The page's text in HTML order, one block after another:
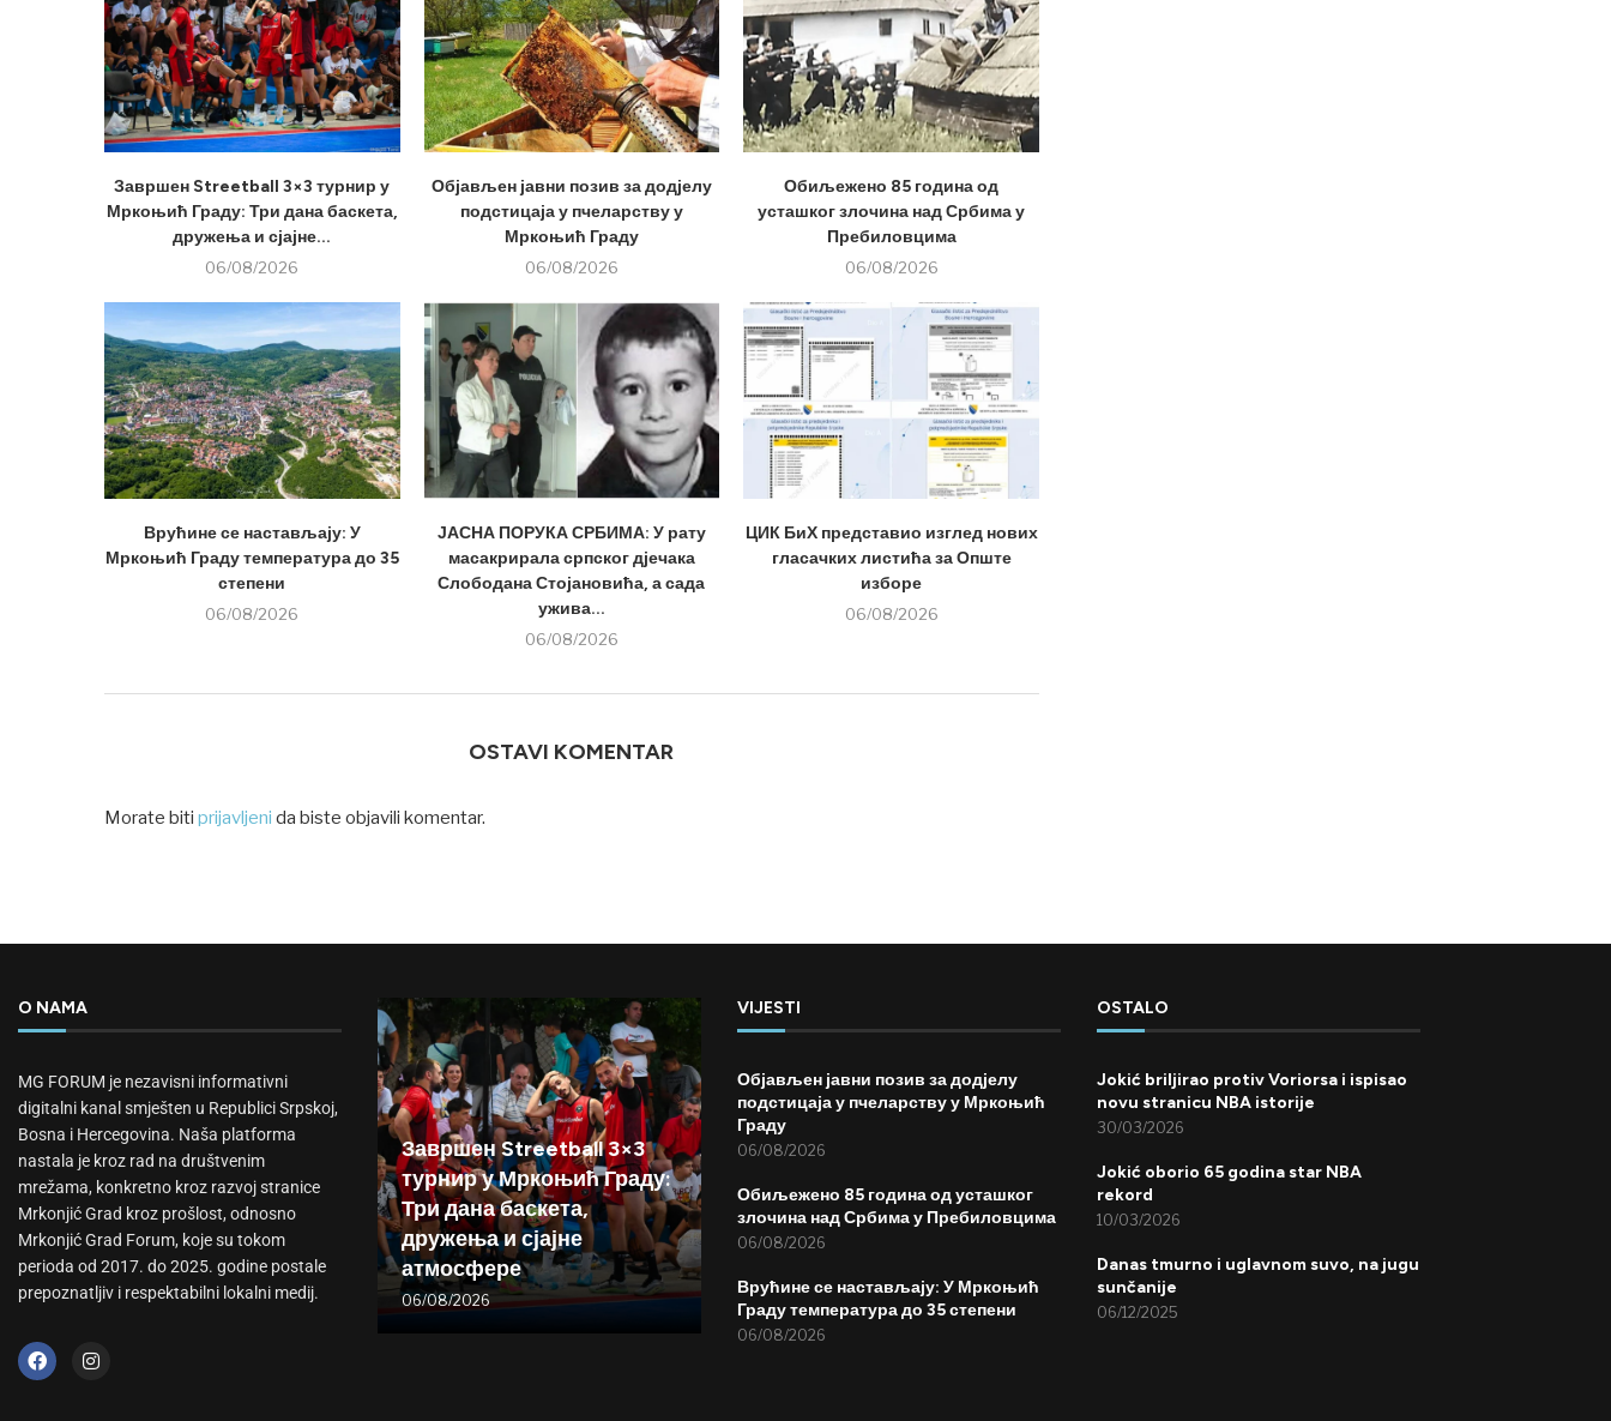
Завршен Streetball 3×3 турнир у
Мркоњић Граду: Три дана баскета,
дружења и сјајне...
06/08/2026
Објављен јавни позив за додјелу
подстицаја у пчеларству у
Мркоњић Граду
06/08/2026
Обиљежено 85 година од
усташког злочина над Србима у
Пребиловцима
06/08/2026
Врућине се настављају: У
Мркоњић Граду температура до 35
степени
06/08/2026
ЈАСНА ПОРУКА СРБИМА: У рату
масакрирала српског дјечака
Слободана Стојановића, а сада
ужива...
06/08/2026
ЦИК БиХ представио изглед нових
гласачких листића за Опште
изборе
06/08/2026
OSTAVI KOMENTAR
Morate biti prijavljeni da biste objavili komentar.
O NAMA
MG FORUM je nezavisni informativni
digitalni kanal smješten u Republici Srpskoj,
Bosna i Hercegovina. Naša platforma
nastala je kroz rad na društvenim
mrežama, konkretno kroz razvoj stranice
Mrkonjić Grad kroz prošlost, odnosno
Mrkonjić Grad Forum, koje su tokom
perioda od 2017. do 2025. godine postale
prepoznatljiv i respektabilni lokalni medij.
Завршен Streetball 3×3
турнир у Мркоњић Граду:
Три дана баскета,
дружења и сјајне
атмосфере
06/08/2026
VIJESTI
Објављен јавни позив за додјелу
подстицаја у пчеларству у Мркоњић
Граду
06/08/2026
Обиљежено 85 година од усташког
злочина над Србима у Пребиловцима
06/08/2026
Врућине се настављају: У Мркоњић
Граду температура до 35 степени
06/08/2026
OSTALO
Jokić briljirao protiv Voriorsa i ispisao
novu stranicu NBA istorije
30/03/2026
Jokić oborio 65 godina star NBA
rekord
10/03/2026
Danas tmurno i uglavnom suvo, na jugu
sunčanije
06/12/2025